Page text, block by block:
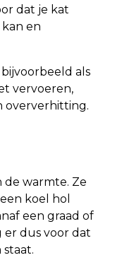
dat je kat
en
als
vervoeren,
oververhitting.
warmte. Ze
koel hol
een graad of
er dus voor dat